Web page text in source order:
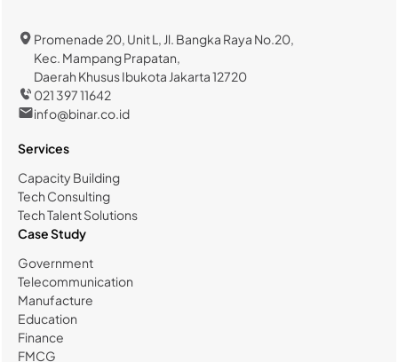
Promenade 20, Unit L, Jl. Bangka Raya No.20,
Kec. Mampang Prapatan,
Daerah Khusus Ibukota Jakarta 12720
021 397 11642
info@binar.co.id
Services
Capacity Building
Tech Consulting
Tech Talent Solutions
Case Study
Government
Telecommunication
Manufacture
Education
Finance
FMCG